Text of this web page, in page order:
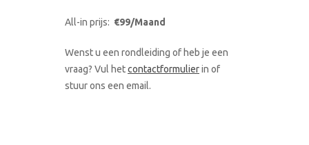
All-in prijs: €99/Maand
Wenst u een rondleiding of heb je een
vraag? Vul hetcontactformulierin of
stuur ons een email.